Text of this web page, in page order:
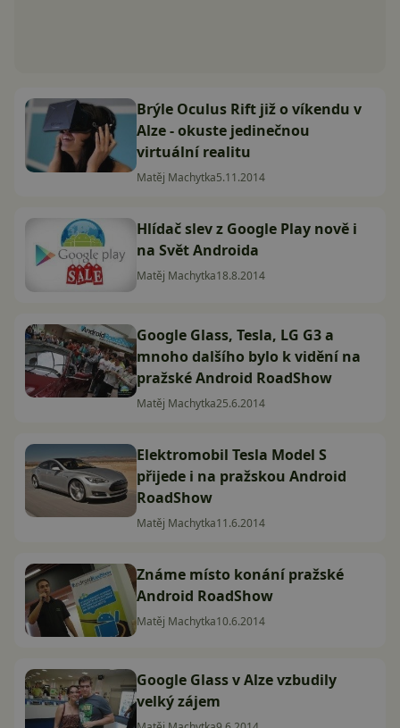
Brýle Oculus Rift již o víkendu v
Alze - okuste jedinečnou
virtuální realitu
Matěj Machytka5.11.2014
Hlídač slev z Google Play nově i
na Svět Androida
Matěj Machytka18.8.2014
Google Glass, Tesla, LG G3 a
mnoho dalšího bylo k vidění na
pražské Android RoadShow
Matěj Machytka25.6.2014
Elektromobil Tesla Model S
přijede i na pražskou Android
RoadShow
Matěj Machytka11.6.2014
Známe místo konání pražské
Android RoadShow
Matěj Machytka10.6.2014
Google Glass v Alze vzbudily
velký zájem